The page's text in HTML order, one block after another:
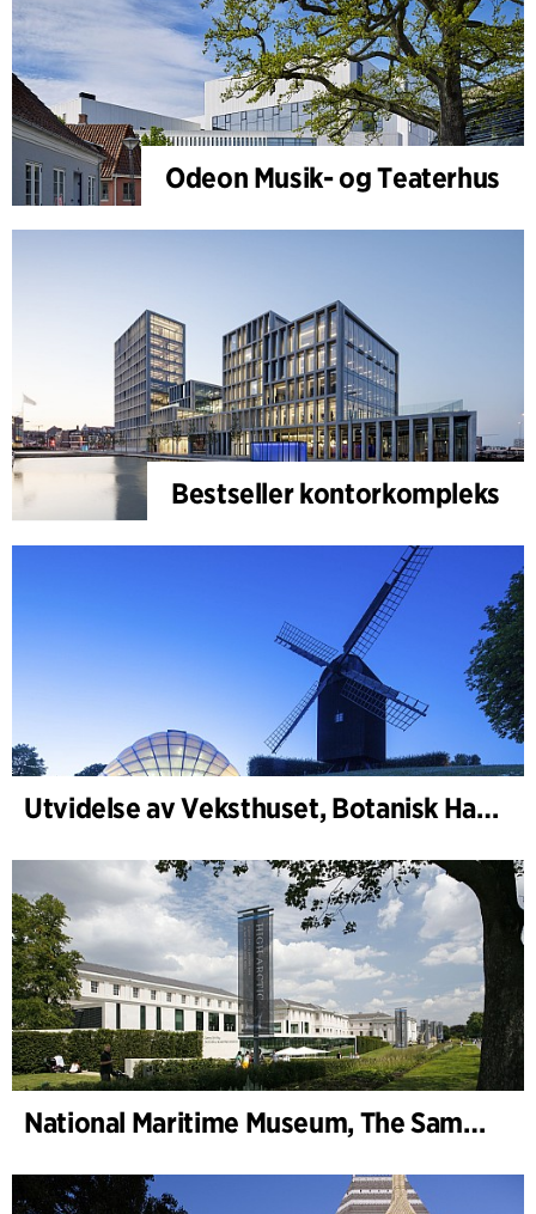
Odeon Musik- og Teaterhus
Bestseller kontorkompleks
Utvidelse av Veksthuset, Botanisk Have, Aarhus
National Maritime Museum, The Sammy Ofer Wing